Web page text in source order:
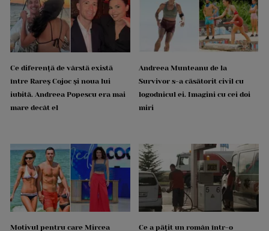
Ce diferență de vârstă există
între Rareș Cojoc și noua lui
iubită. Andreea Popescu era mai
mare decât el
Andreea Munteanu de la
Survivor s-a căsătorit civil cu
logodnicul ei. Imagini cu cei doi
miri
Motivul pentru care Mircea Ce a pățit un român într-o